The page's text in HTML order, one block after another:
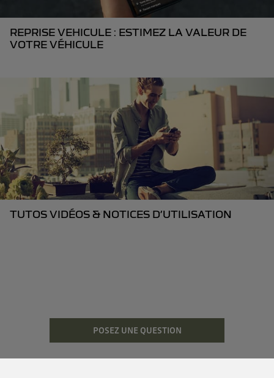
REPRISE VEHICULE : ESTIMEZ LA VALEUR DE
VOTRE VÉHICULE
TUTOS VIDÉOS & NOTICES D’UTILISATION
POSEZ UNE QUESTION